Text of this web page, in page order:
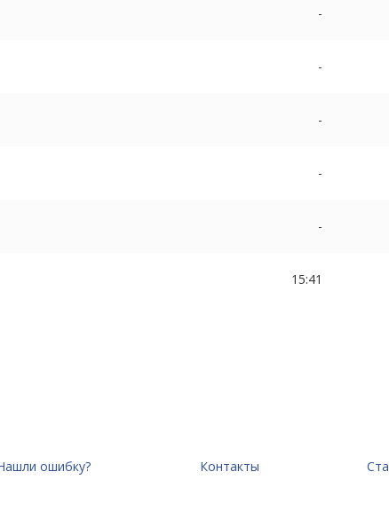
-
-
-
-
-
15:41
ошибку? Контакты